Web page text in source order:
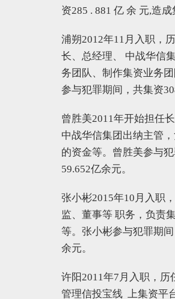
资285 . 881 亿 余 元,造
浦朔2012年11月入职，
长、总经理、 中战华信
务团队、制作集资业务
参与犯罪期间，共集资
曾胜美2011年开始担任
中战华信集团出纳主管
的资金等。曾胜美参与
59.652亿余元。
张小彬2015年10月入职
监、董事等 职务，负责
等。张小彬参与犯罪期
余元。
许阳2011年7月入职，
管理信投宝线 上集资平